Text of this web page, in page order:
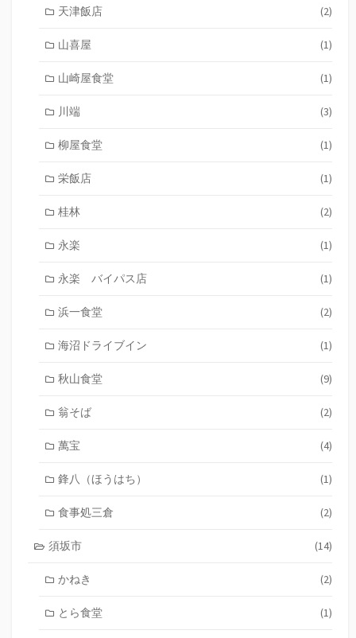
天津飯店 (2)
山喜屋 (1)
山崎屋食堂 (1)
川端 (3)
柳屋食堂 (1)
栄飯店 (1)
桂林 (2)
永楽 (1)
永楽 バイパス店 (1)
浜一食堂 (2)
海沼ドライブイン (1)
秋山食堂 (9)
翁そば (2)
萬宝 (4)
鋒八（ほうはち） (1)
食事処三倉 (2)
須坂市 (14)
かねき (2)
とら食堂 (1)